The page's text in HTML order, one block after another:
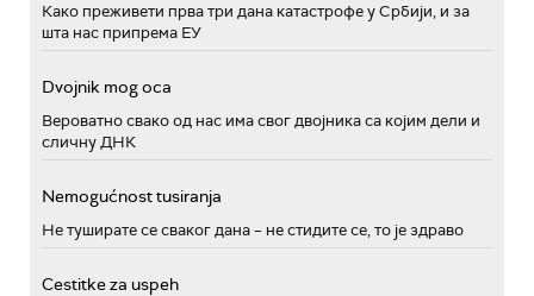
Како преживети прва три дана катастрофе у Србији, и за
шта нас припрема ЕУ
Dvojnik mog oca
Вероватно свако од нас има свог двојника са којим дели и
сличну ДНК
Nemogućnost tusiranja
Не туширате се сваког дана – не стидите се, то је здраво
Cestitke za uspeh